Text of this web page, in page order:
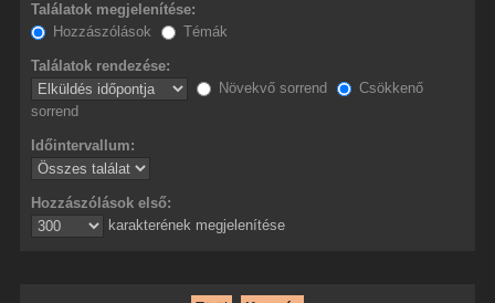
Találatok megjelenítése:
Hozzászólások
Témák
Találatok rendezése:
Növekvő sorrend
Csökkenő
sorrend
Időintervallum:
Hozzászólások első:
karakterének megjelenítése